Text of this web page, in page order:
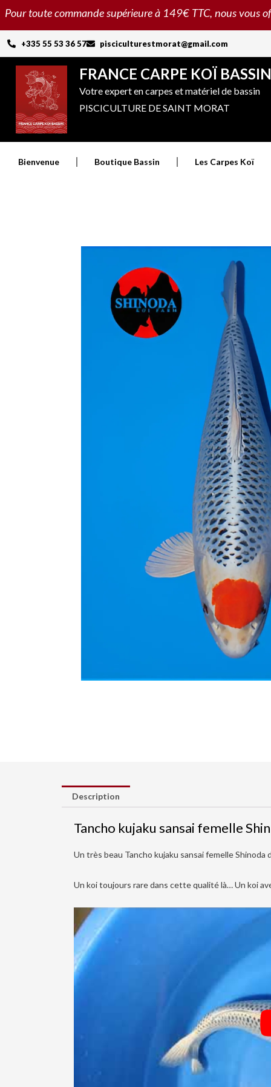
Aller
contenu
Pour toute commande supérieure à 149€ TTC, nous vous
+335 55 53 36 57 pisciculturestmorat@gmail.com
FRANCE CARPE KOÏ BASSIN
Votre expert en carpes et matériel de bassin
PISCICULTURE DE SAINT MORAT
Bienvenue Boutique Bassin Les Carpes Koï
Description
Tancho kujaku sansai femelle
Un très beau Tancho kujaku sansai femelle
Un koi toujours rare dans cette qualité là… Un koi